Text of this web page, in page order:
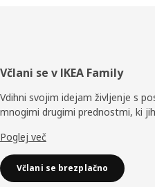
Noga
Včlani se v IKEA Family
Vdihni svojim idejam življenje s
mnogimi drugimi prednostmi, ki
Poglej več
Včlani se brezplačno